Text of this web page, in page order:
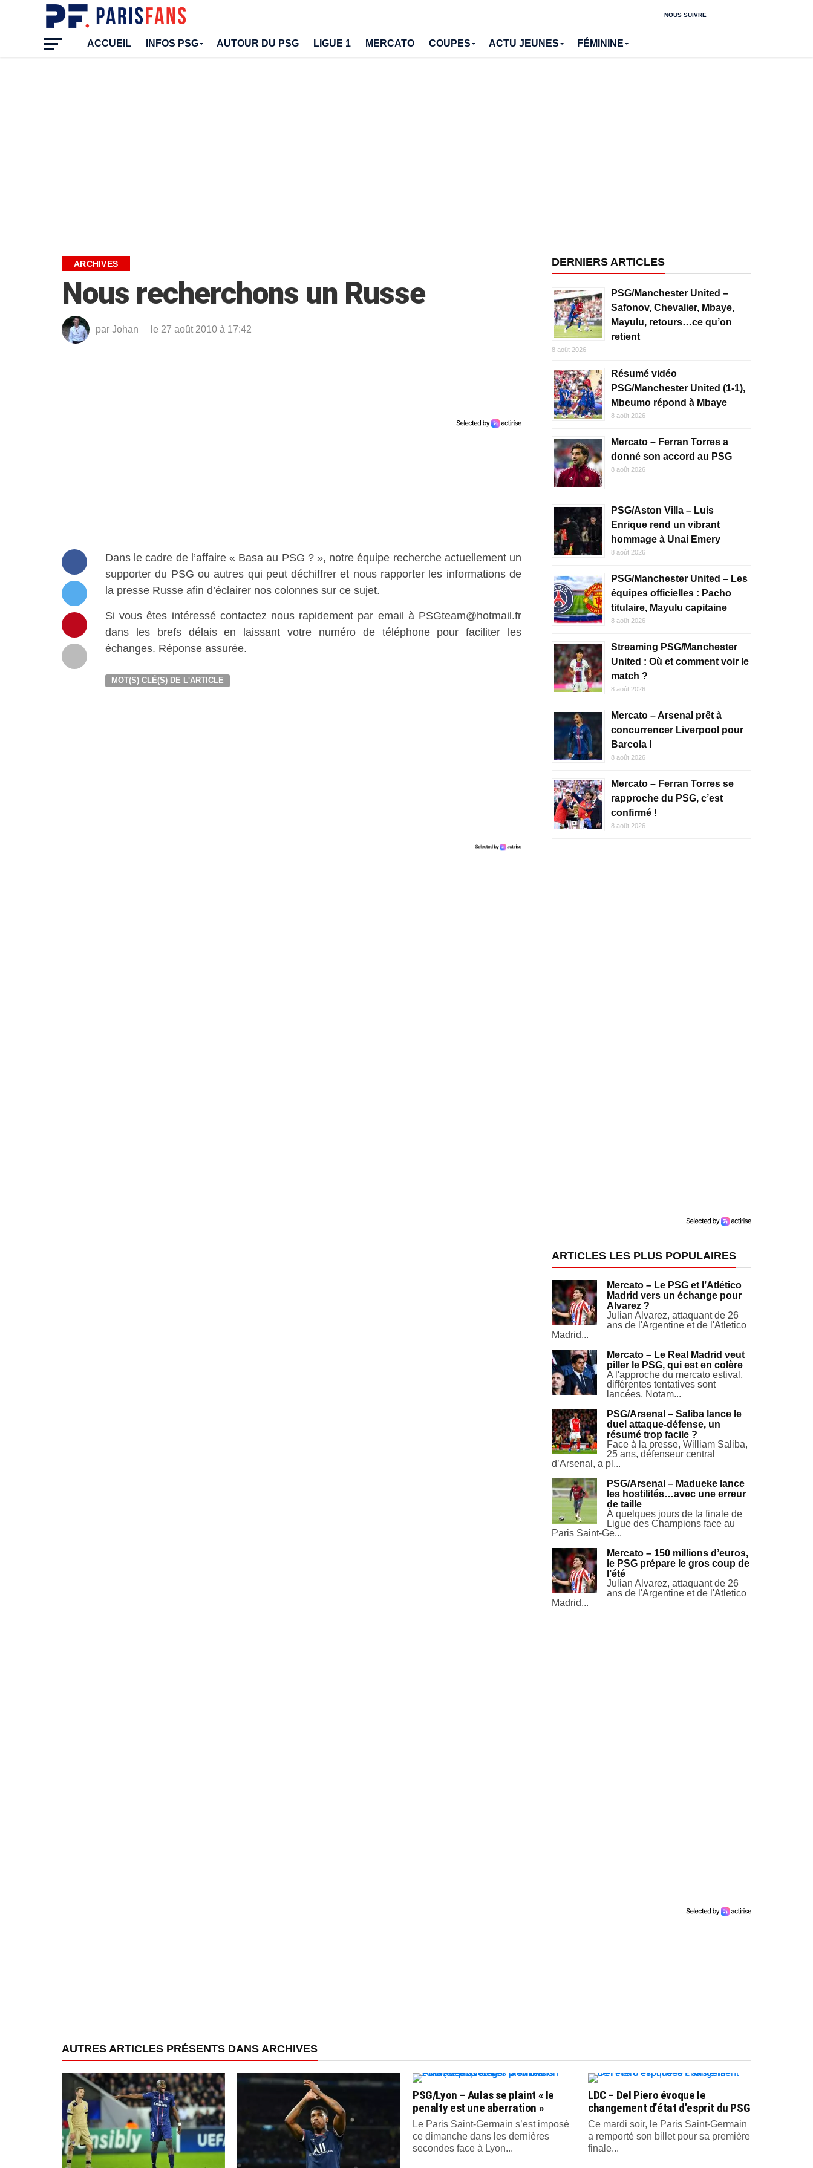
NOUS SUIVRE
ACCUEIL INFOS PSG AUTOUR DU PSG LIGUE 1 MERCATO COUPES ACTU JEUNES FÉMININE
ARCHIVES
Nous recherchons un Russe
par Johan le 27 août 2010 à 17:42
Dans le cadre de l’affaire « Basa au PSG ? », notre équipe recherche actuellement un
supporter du PSG ou autres qui peut déchiffrer et nous rapporter les informations de
la presse Russe afin d’éclairer nos colonnes sur ce sujet.
Si vous êtes intéressé contactez nous rapidement par email à PSGteam@hotmail.fr
dans les brefs délais en laissant votre numéro de téléphone pour faciliter les
échanges. Réponse assurée.
MOT(S) CLÉ(S) DE L'ARTICLE
DERNIERS ARTICLES
PSG/Manchester United –
Safonov, Chevalier, Mbaye,
Mayulu, retours…ce qu’on
retient
8 août 2026
Résumé vidéo
PSG/Manchester United (1-1),
Mbeumo répond à Mbaye
8 août 2026
Mercato – Ferran Torres a
donné son accord au PSG
8 août 2026
PSG/Aston Villa – Luis
Enrique rend un vibrant
hommage à Unai Emery
8 août 2026
PSG/Manchester United – Les
équipes officielles : Pacho
titulaire, Mayulu capitaine
8 août 2026
Streaming PSG/Manchester
United : Où et comment voir le
match ?
8 août 2026
Mercato – Arsenal prêt à
concurrencer Liverpool pour
Barcola !
8 août 2026
Mercato – Ferran Torres se
rapproche du PSG, c’est
confirmé !
8 août 2026
ARTICLES LES PLUS POPULAIRES
Mercato – Le PSG et l’Atlético
Madrid vers un échange pour
Alvarez ?
Julian Alvarez, attaquant de 26
ans de l'Argentine et de l'Atletico
Madrid...
Mercato – Le Real Madrid veut
piller le PSG, qui est en colère
A l'approche du mercato estival,
différentes tentatives sont
lancées. Notam...
PSG/Arsenal – Saliba lance le
duel attaque-défense, un
résumé trop facile ?
Face à la presse, William Saliba,
25 ans, défenseur central
d’Arsenal, a pl...
PSG/Arsenal – Madueke lance
les hostilités…avec une erreur
de taille
À quelques jours de la finale de
Ligue des Champions face au
Paris Saint-Ge...
Mercato – 150 millions d’euros,
le PSG prépare le gros coup de
l’été
Julian Alvarez, attaquant de 26
ans de l'Argentine et de l'Atletico
Madrid...
AUTRES ARTICLES PRÉSENTS DANS ARCHIVES
PSG/Lyon – Aulas se plaint « le
penalty est une aberration »
Le Paris Saint-Germain s’est imposé
ce dimanche dans les dernières
secondes face à Lyon...
LDC – Del Piero évoque le
changement d’état d’esprit du PSG
Ce mardi soir, le Paris Saint-Germain
a remporté son billet pour sa première
finale...